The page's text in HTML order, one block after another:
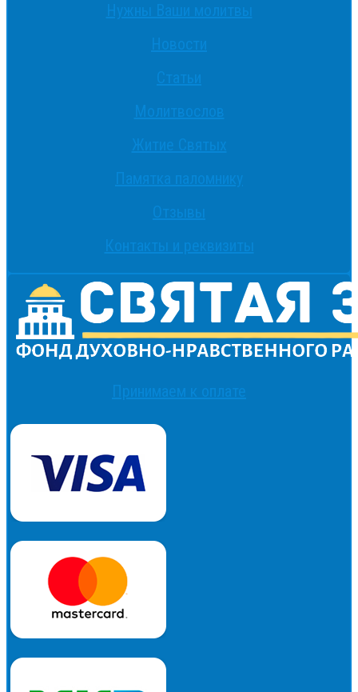
Нужны Ваши молитвы
Новости
Статьи
Молитвослов
Житие Святых
Памятка паломнику
Отзывы
Контакты и реквизиты
Принимаем к оплате